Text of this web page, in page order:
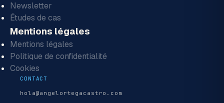
Newsletter
Études de cas
Mentions légales
Mentions légales
Politique de confidentialité
Cookies
CONTACT
hola@angelortegacastro.com